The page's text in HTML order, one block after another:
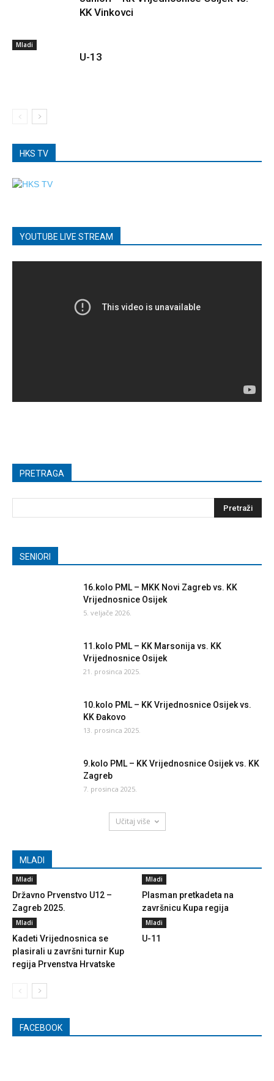
KK Vinkovci
Mladi
U-13
HKS TV
YOUTUBE LIVE STREAM
PRETRAGA
SENIORI
16.kolo PML – MKK Novi Zagreb vs. KK
Vrijednosnice Osijek
5. veljače 2026.
11.kolo PML – KK Marsonija vs. KK
Vrijednosnice Osijek
21. prosinca 2025.
10.kolo PML – KK Vrijednosnice Osijek vs.
KK Đakovo
13. prosinca 2025.
9.kolo PML – KK Vrijednosnice Osijek vs. KK
Zagreb
7. prosinca 2025.
Učitaj više
MLADI
Mladi
Državno Prvenstvo U12 –
Zagreb 2025.
Mladi
Plasman pretkadeta na
završnicu Kupa regija
Mladi
Kadeti Vrijednosnica se
plasirali u završni turnir Kup
regija Prvenstva Hrvatske
Mladi
U-11
FACEBOOK